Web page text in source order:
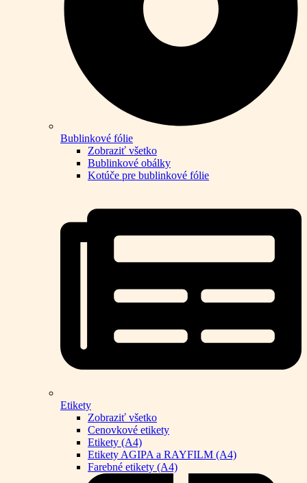
Bublinkové fólie
Zobraziť všetko
Bublinkové obálky
Kotúče pre bublinkové fólie
Etikety
Zobraziť všetko
Cenovkové etikety
Etikety (A4)
Etikety AGIPA a RAYFILM (A4)
Farebné etikety (A4)